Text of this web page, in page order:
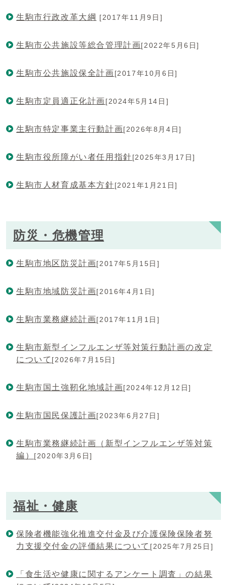
生駒市行政改革大綱 [2017年11月9日]
生駒市公共施設等総合管理計画[2022年5月6日]
生駒市公共施設保全計画[2017年10月6日]
生駒市定員適正化計画[2024年5月14日]
生駒市特定事業主行動計画[2026年8月4日]
生駒市役所障がい者任用指針[2025年3月17日]
生駒市人材育成基本方針[2021年1月21日]
防災・危機管理
生駒市地区防災計画[2017年5月15日]
生駒市地域防災計画[2016年4月1日]
生駒市業務継続計画[2017年11月1日]
生駒市新型インフルエンザ等対策行動計画の改定
について [2026年7月15日]
生駒市国土強靭化地域計画[2024年12月12日]
生駒市国民保護計画[2023年6月27日]
生駒市業務継続計画（新型インフルエンザ等対策
編） [2020年3月6日]
福祉・健康
保険者機能強化推進交付金及び介護保険保険者努
力支援交付金の評価結果について [2025年7月25日]
「食生活や健康に関するアンケート調査」の結果